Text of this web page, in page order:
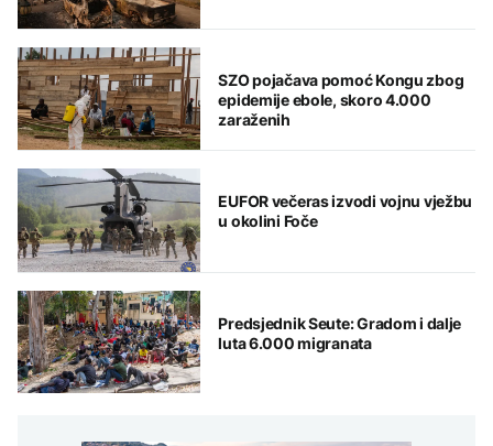
SZO pojačava pomoć Kongu zbog
epidemije ebole, skoro 4.000
zaraženih
EUFOR večeras izvodi vojnu vježbu
u okolini Foče
Predsjednik Seute: Gradom i dalje
luta 6.000 migranata